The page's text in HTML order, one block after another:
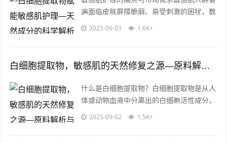
遍面临皮肤屏障脆弱、易受刺激的困扰，数
据显示，全球近50%消费者自述存在敏感肌
2025-09-03 1.6K+
白细胞提取物，敏感肌的天然修复之源—原料解析与批发指南
什么是白细胞提取物？白细胞提取物是从人
体或动物血液中分离出的白细胞活性成分，
富含多种生物活性物质，包括细胞因子、生
2025-09-02 1.5K+